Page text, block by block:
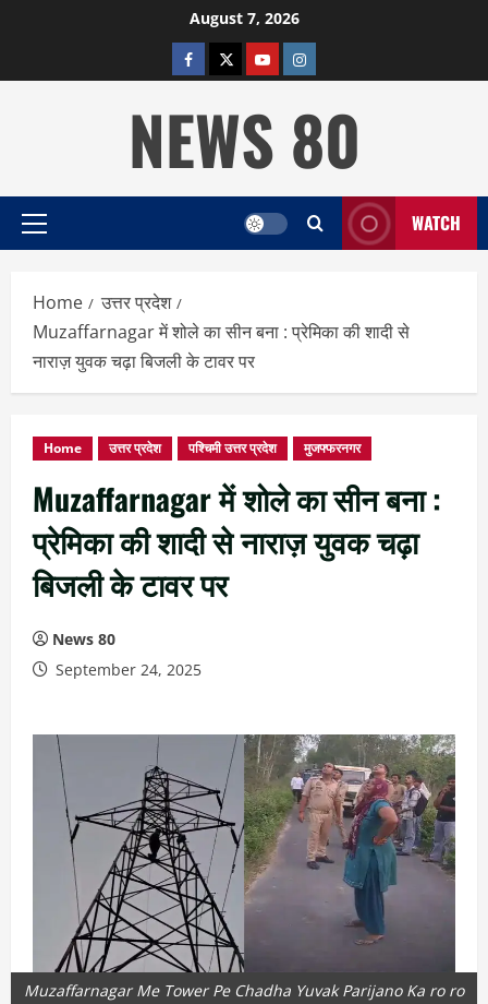
August 7, 2026
facebooktwitterYOUTUBE
instagram
NEWS 80
Primary
WATCH
Home
उत्तर प्रदेश
Muzaffarnagar में शोले का सीन बना : प्रेमिका की शादी से
नाराज़ युवक चढ़ा बिजली के टावर पर
Home उत्तर प्रदेश पश्चिमी उत्तर प्रदेश मुजफ्फरनगर
Muzaffarnagar में शोले का सीन बना :
प्रेमिका की शादी से नाराज़ युवक चढ़ा
बिजली के टावर पर
News 80
September 24, 2025
Muzaffarnagar Me Tower Pe Chadha Yuvak Parijano Ka ro ro